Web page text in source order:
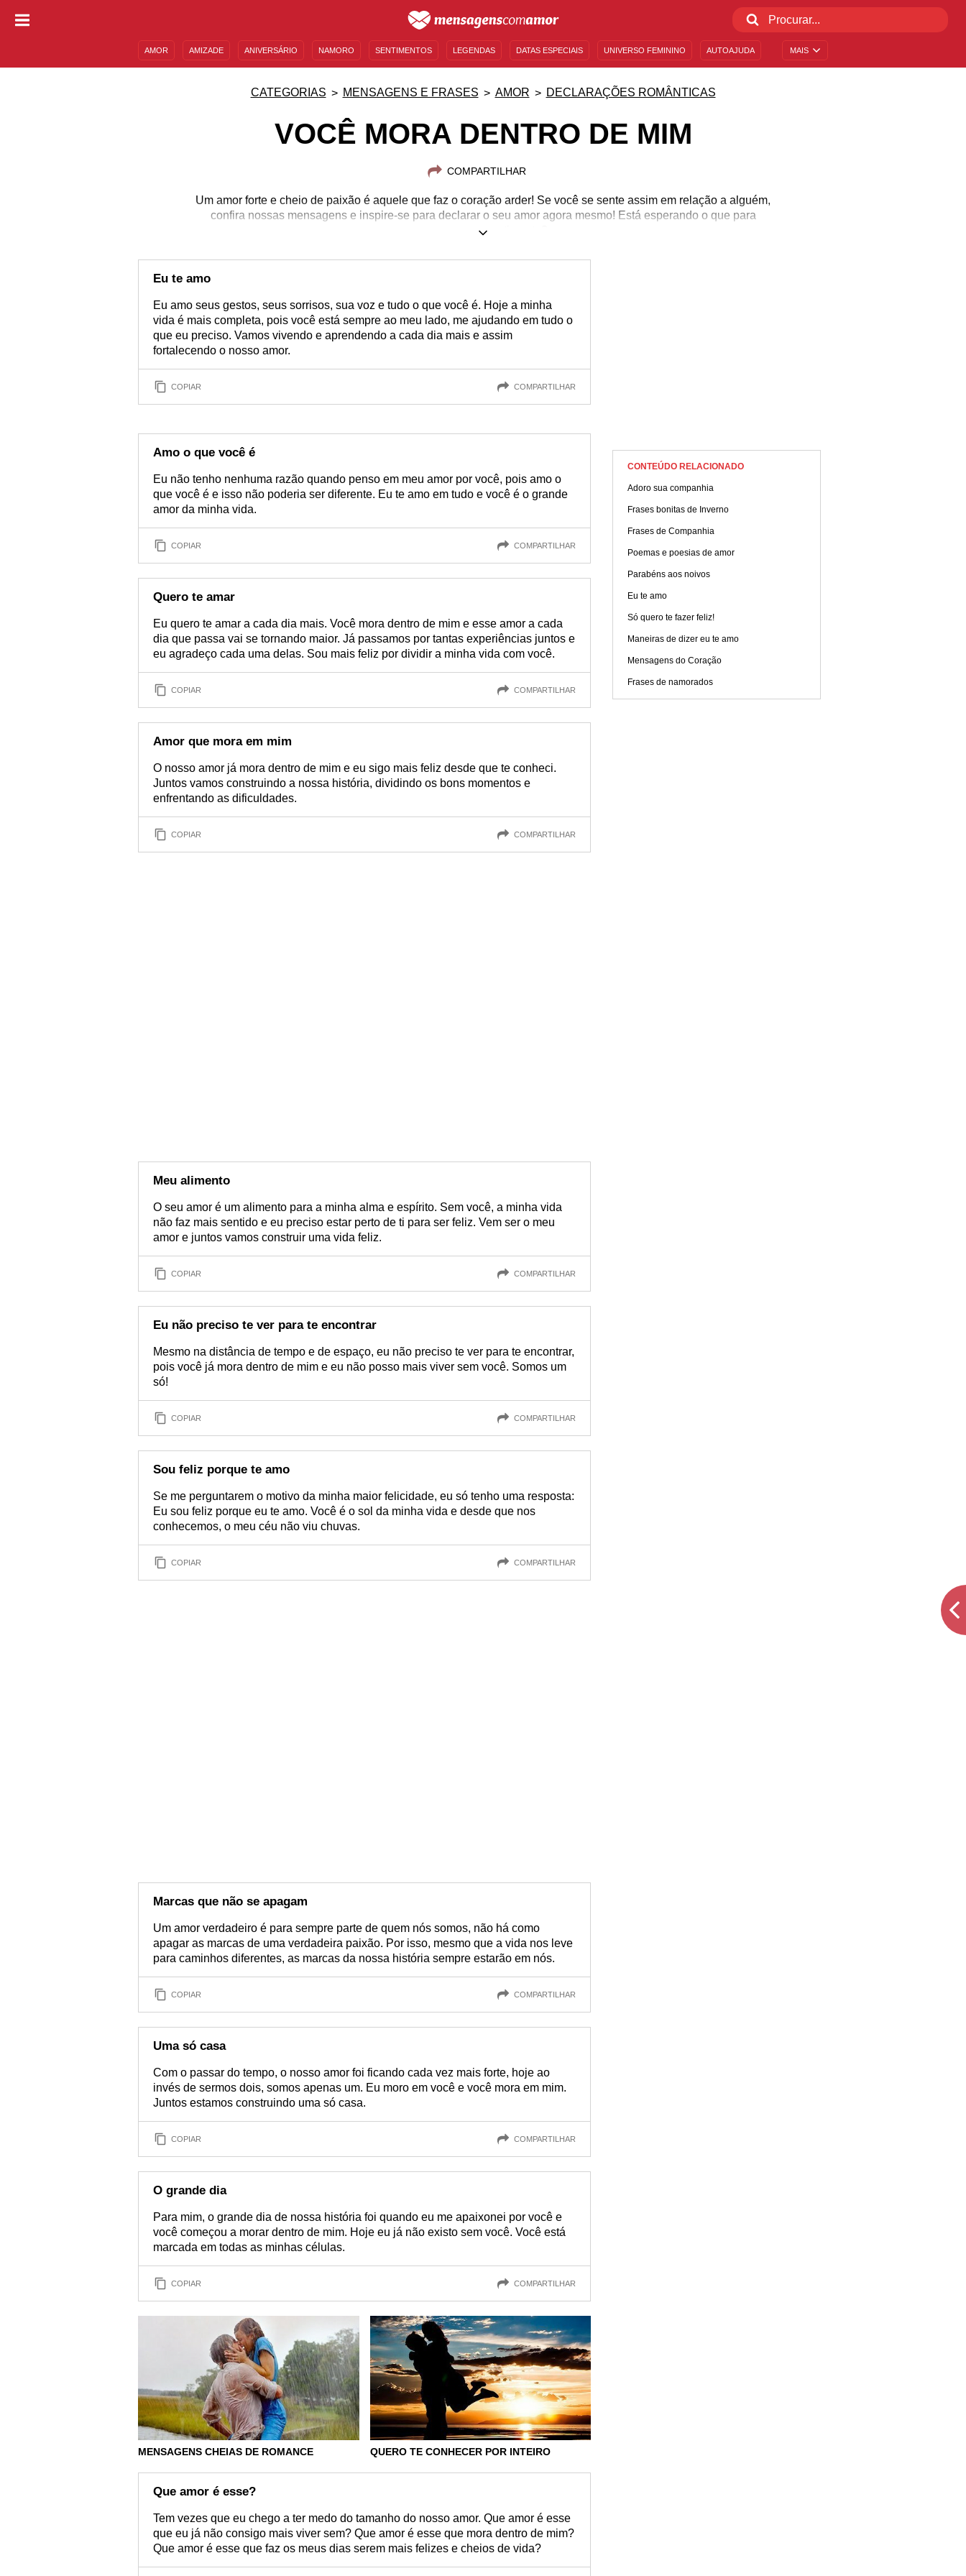
MAIS
AMOR AMIZADE ANIVERSÁRIO NAMORO SENTIMENTOS LEGENDAS DATAS ESPECIAIS UNIVERSO FEMININO AUTOAJUDA
CATEGORIAS MENSAGENS E FRASES AMOR DECLARAÇÕES ROMÂNTICAS
VOCÊ MORA DENTRO DE MIM
COMPARTILHAR
Um amor forte e cheio de paixão é aquele que faz o coração arder! Se você se sente assim em relação a alguém,
confira nossas mensagens e inspire-se para declarar o seu amor agora mesmo! Está esperando o que para
provar o seu sentimento?
Eu te amo
Eu amo seus gestos, seus sorrisos, sua voz e tudo o que você é. Hoje a minha
vida é mais completa, pois você está sempre ao meu lado, me ajudando em tudo o
que eu preciso. Vamos vivendo e aprendendo a cada dia mais e assim
fortalecendo o nosso amor.
COPIAR COMPARTILHAR
Amo o que você é
Eu não tenho nenhuma razão quando penso em meu amor por você, pois amo o
que você é e isso não poderia ser diferente. Eu te amo em tudo e você é o grande
amor da minha vida.
COPIAR COMPARTILHAR
Quero te amar
Eu quero te amar a cada dia mais. Você mora dentro de mim e esse amor a cada
dia que passa vai se tornando maior. Já passamos por tantas experiências juntos e
eu agradeço cada uma delas. Sou mais feliz por dividir a minha vida com você.
COPIAR COMPARTILHAR
Amor que mora em mim
O nosso amor já mora dentro de mim e eu sigo mais feliz desde que te conheci.
Juntos vamos construindo a nossa história, dividindo os bons momentos e
enfrentando as dificuldades.
COPIAR COMPARTILHAR
Meu alimento
O seu amor é um alimento para a minha alma e espírito. Sem você, a minha vida
não faz mais sentido e eu preciso estar perto de ti para ser feliz. Vem ser o meu
amor e juntos vamos construir uma vida feliz.
COPIAR COMPARTILHAR
Eu não preciso te ver para te encontrar
Mesmo na distância de tempo e de espaço, eu não preciso te ver para te encontrar,
pois você já mora dentro de mim e eu não posso mais viver sem você. Somos um
só!
COPIAR COMPARTILHAR
Sou feliz porque te amo
Se me perguntarem o motivo da minha maior felicidade, eu só tenho uma resposta:
Eu sou feliz porque eu te amo. Você é o sol da minha vida e desde que nos
conhecemos, o meu céu não viu chuvas.
COPIAR COMPARTILHAR
Marcas que não se apagam
Um amor verdadeiro é para sempre parte de quem nós somos, não há como
apagar as marcas de uma verdadeira paixão. Por isso, mesmo que a vida nos leve
para caminhos diferentes, as marcas da nossa história sempre estarão em nós.
COPIAR COMPARTILHAR
Uma só casa
Com o passar do tempo, o nosso amor foi ficando cada vez mais forte, hoje ao
invés de sermos dois, somos apenas um. Eu moro em você e você mora em mim.
Juntos estamos construindo uma só casa.
COPIAR COMPARTILHAR
O grande dia
Para mim, o grande dia de nossa história foi quando eu me apaixonei por você e
você começou a morar dentro de mim. Hoje eu já não existo sem você. Você está
marcada em todas as minhas células.
COPIAR COMPARTILHAR
MENSAGENS CHEIAS DE ROMANCE QUERO TE CONHECER POR INTEIRO
Que amor é esse?
Tem vezes que eu chego a ter medo do tamanho do nosso amor. Que amor é esse
que eu já não consigo mais viver sem? Que amor é esse que mora dentro de mim?
Que amor é esse que faz os meus dias serem mais felizes e cheios de vida?
CONTEÚDO RELACIONADO
Adoro sua companhia
Frases bonitas de Inverno
Frases de Companhia
Poemas e poesias de amor
Parabéns aos noivos
Eu te amo
Só quero te fazer feliz!
Maneiras de dizer eu te amo
Mensagens do Coração
Frases de namorados